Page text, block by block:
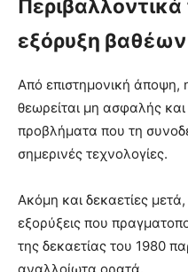
εξόρυξη
Από επιστημονική
θεωρείται μη ασφαλής
προβλήματα που τη
σημερινές τεχνολογίες.
Ακόμη και δεκαετίες
εξορύξεις που
της δεκαετίας του 1980